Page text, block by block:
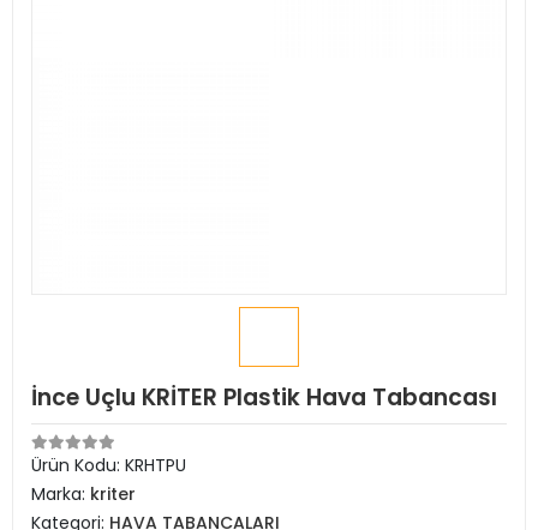
İnce Uçlu KRİTER Plastik Hava Tabancası
Ürün Kodu: KRHTPU
Marka: kriter
Kategori: HAVA TABANCALARI